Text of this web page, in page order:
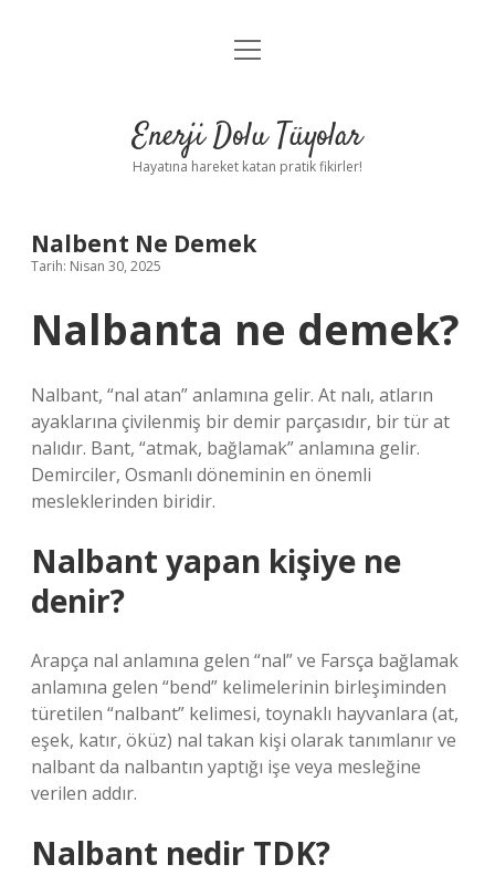
Anasayfa
Yasal Uyarı
menüyü
Enerji Dolu Tüyolar
Hayatına hareket katan pratik fikirler!
Nalbent Ne Demek
Tarih: Nisan 30, 2025
Nalbanta ne demek?
Nalbant, “nal atan” anlamına gelir. At nalı, atların
ayaklarına çivilenmiş bir demir parçasıdır, bir tür at
nalıdır. Bant, “atmak, bağlamak” anlamına gelir.
Demirciler, Osmanlı döneminin en önemli
mesleklerinden biridir.
Nalbant yapan kişiye ne
denir?
Arapça nal anlamına gelen “nal” ve Farsça bağlamak
anlamına gelen “bend” kelimelerinin birleşiminden
türetilen “nalbant” kelimesi, toynaklı hayvanlara (at,
eşek, katır, öküz) nal takan kişi olarak tanımlanır ve
nalbant da nalbantın yaptığı işe veya mesleğine
verilen addır.
Nalbant nedir TDK?